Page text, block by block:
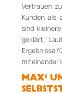
Vertrauen
Kunden als
sind
geklärt.“
Ergebnisse
miteinander
MAX‘